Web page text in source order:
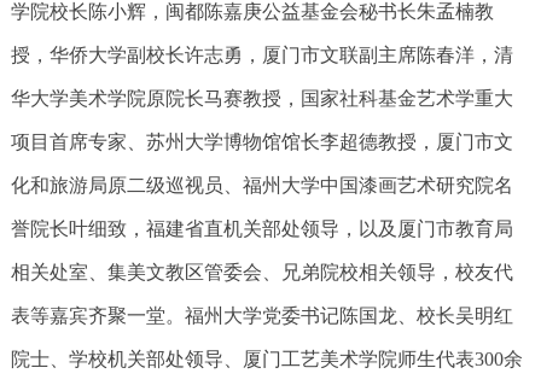
学院校长陈小辉，闽都陈嘉庚公益基金会秘书长朱孟楠教
授，华侨大学副校长许志勇，厦门市文联副主席陈春洋，清
华大学美术学院原院长马赛教授，国家社科基金艺术学重大
项目首席专家、苏州大学博物馆馆长李超德教授，厦门市文
化和旅游局原二级巡视员、福州大学中国漆画艺术研究院名
誉院长叶细致，福建省直机关部处领导，以及厦门市教育局
相关处室、集美文教区管委会、兄弟院校相关领导，校友代
表等嘉宾齐聚一堂。福州大学党委书记陈国龙、校长吴明红
院士、学校机关部处领导、厦门工艺美术学院师生代表300余